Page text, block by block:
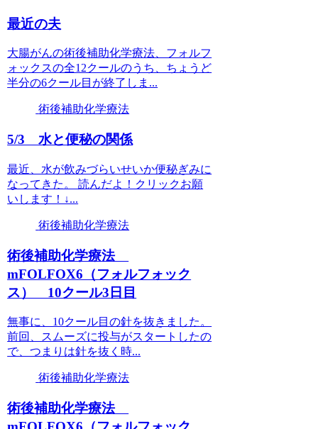
最近の夫
大腸がんの術後補助化学療法、フォルフ
ォックスの全12クールのうち、ちょうど
半分の6クール目が終了しま...
術後補助化学療法
5/3 水と便秘の関係
最近、水が飲みづらいせいか便秘ぎみに
なってきた。 読んだよ！クリックお願
いします！↓...
術後補助化学療法
術後補助化学療法
mFOLFOX6（フォルフォック
ス） 10クール3日目
無事に、10クール目の針を抜きました。
前回、スムーズに投与がスタートしたの
で、つまりは針を抜く時...
術後補助化学療法
術後補助化学療法